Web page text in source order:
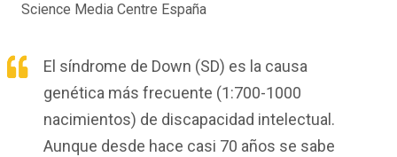
Science Media Centre España
El síndrome de Down (SD) es la causa
genética más frecuente (1:700-1000
nacimientos) de discapacidad intelectual.
Aunque desde hace casi 70 años se sabe